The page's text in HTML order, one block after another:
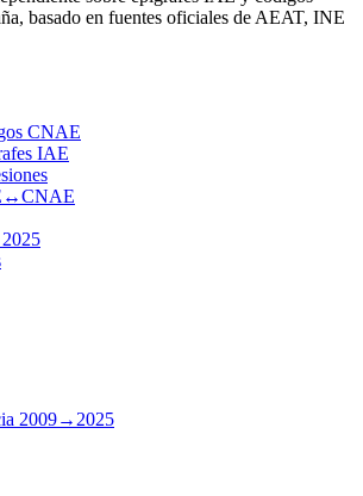
basado en fuentes oficiales de AEAT, INE
CNAE
IAE
2009→2025